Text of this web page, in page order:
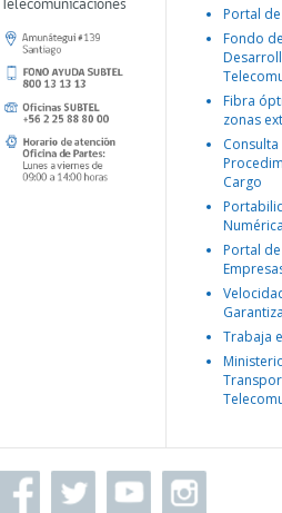
Telecomunicaciones
Portal
Fondo
Fibra
zonas
Consulta
Cargo
Portal
Trabaja